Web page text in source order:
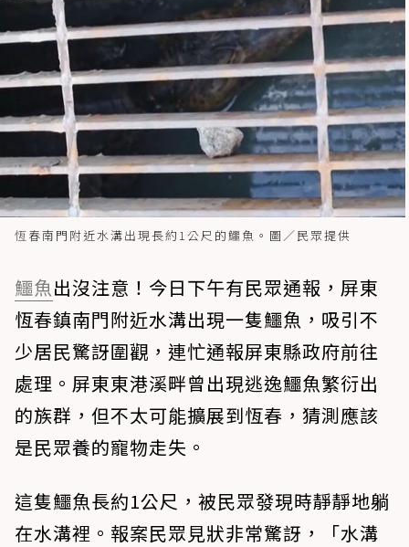
恆春南門附近水溝出現長約1公尺的鱷魚。圖／民眾提供
鱷魚出沒注意！今日下午有民眾通報，屏東
恆春鎮南門附近水溝出現一隻鱷魚，吸引不
少居民驚訝圍觀，連忙通報屏東縣政府前往
處理。屏東東港溪畔曾出現逃逸鱷魚繁衍出
的族群，但不太可能擴展到恆春，猜測應該
是民眾養的寵物走失。
這隻鱷魚長約1公尺，被民眾發現時靜靜地躺
在水溝裡。報案民眾見狀非常驚訝，「水溝